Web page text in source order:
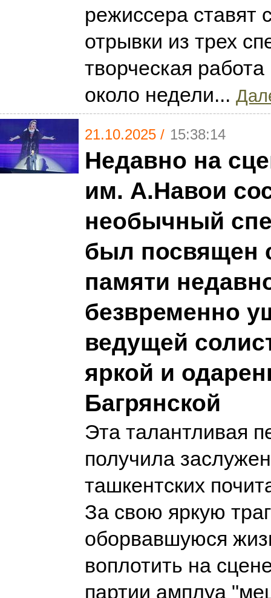
режиссера ставят
отрывки из трех
творческая
около недели...
21.10.2025 / 15:38:14
Недавно на
им. А.Навои
необычный
был посвящен
памяти
безвременно
ведущей
яркой и
Багрянской
Эта талантливая
получила
ташкентских
За свою яркую
оборвавшуюся
воплотить на
партии амплуа